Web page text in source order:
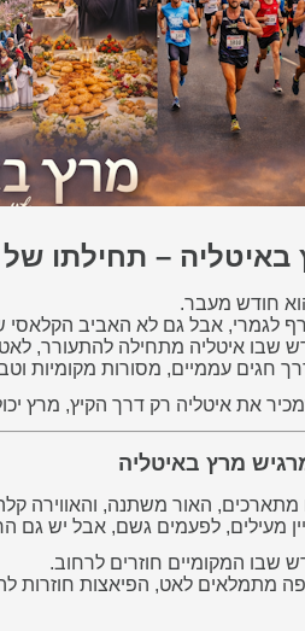
באיטליה – תחילתו
חודש מעבר.
לגמרי, אבל גם לא האביב הקלאסי
שבו איטליה מתחילה להתעורר,
חגים עממיים, מסורות מקומיות
את איטליה רק דרך הקיץ, מרץ
מרץ באיטליה
מתארכים, האור משתנה, והאווירה
מעילים, לפעמים גשם, אבל יש גם
שבו המקומיים חוזרים לרחוב.
מתמלאים לאט, הפיאצות חוזרות